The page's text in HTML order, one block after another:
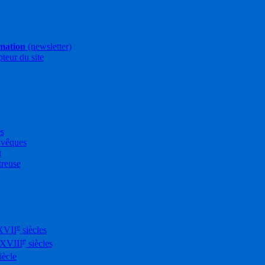
(newsletter)
du site
esiècles
esiècles